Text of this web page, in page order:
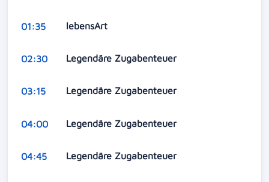
01:35 lebensArt
02:30 Legendäre Zugabenteuer
03:15 Legendäre Zugabenteuer
04:00 Legendäre Zugabenteuer
04:45 Legendäre Zugabenteuer